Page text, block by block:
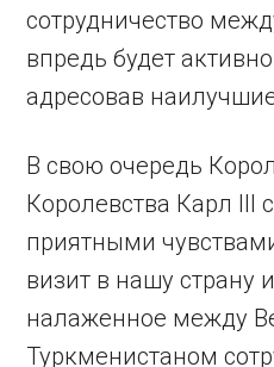
сотрудничество
впредь будет
адресовав
В свою очередь
Королевства Карл III
приятными
визит в нашу страну
налаженное между
Туркменистаном